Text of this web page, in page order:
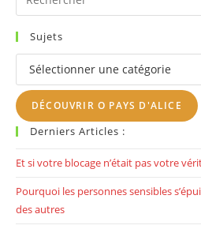
Sujets
Sujets
DÉCOUVRIR O PAYS D'ALICE
Derniers Articles :
Et si votre blocage n’était pas votre
Pourquoi les personnes sensibles
des autres